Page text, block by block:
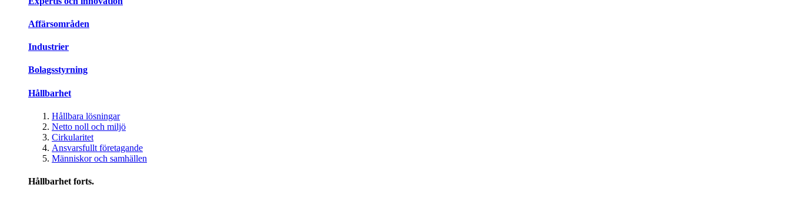
Affärsområden
Industrier
Bolagsstyrning
Hållbarhet
Hållbara lösningar
Netto noll och miljö
Cirkularitet
Ansvarsfullt företagande
Människor och samhällen
Hållbarhet forts.